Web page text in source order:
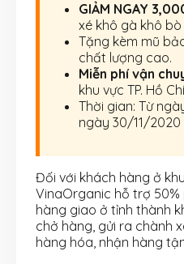
GIẢM NGAY
xé khô gà khô
Tặng kèm mũ
chất lượng cao.
Miễn phí vận
khu vực TP. Hồ
Thời gian: Từ
ngày 30/11/2020
Đối với khách hàng ở
VinaOrganic hỗ trợ
hàng giao ở tỉnh thành
chở hàng, gửi ra chành
hàng hóa, nhận hàng